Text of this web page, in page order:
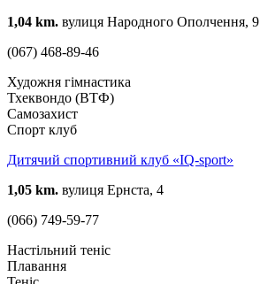
1,04 km. вулиця Народного Ополчення, 9
(067) 468-89-46
Художня гімнастика
Тхеквондо (ВТФ)
Самозахист
Спорт клуб
Дитячий спортивний клуб «IQ-sport»
1,05 km. вулиця Ернста, 4
(066) 749-59-77
Настільний теніс
Плавання